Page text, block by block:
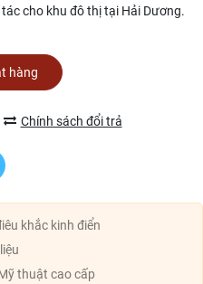
cho khu đô thị tại Hải Dương.
hàng
Chính sách đổi trả
khắc kinh điển
thuật cao cấp